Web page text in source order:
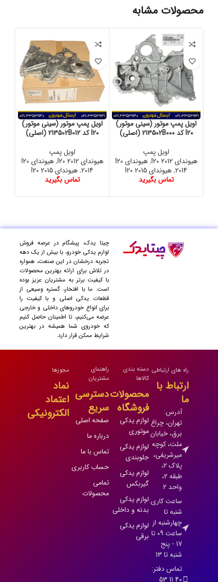
محصولات مشابه
اویل پمپ موتور (سینی موتور)
I20 کد 213502B000 (اصلی)
اویل پمپ
هیوندای I20 2012
,
هیوندای I20
2014
,هیوندای I20 2015
تماس بگیرید
اویل پمپ موتور (سینی موتور)
I20 کد 213502B012 (اصلی)
اویل پمپ
هیوندای I20 2012
,
هیوندای I20
2014
,هیوندای I20 2015
تماس بگیرید
چیتا یدک، پیشگام در عرصه فروش
لوازم یدکی خودرو، با بیش از یک دهه
تجربه درخشان در این صنعت، همواره
در تلاش برای ارائه بهترین محصولات
با کیفیت برتر به مشتریان عزیز بوده
است. ما با افتخار، گستره وسیعی از
قطعات یدکی اصلی و با کیفیت را
برای انواع خودروهای داخلی و خارجی
عرضه می‌کنیم، تا اطمینان حاصل کنیم
که خودروی شما همیشه در بهترین
شرایط ممکن قرار دارد.
راه های ارتباطی
ارتباط با
ما
آدرس:
تهران، چراغ
برق، خیابان
ملت، کوچه
میرشریفی،
پلاک 2،
طبقه 2،
واحد 2
ساعت کاری:
شنبه تا
چهارشنبه از
ساعت 09 تا
17 - پنج
شنبه تا 13
تماس دفتر:
40 11 53
دسته بندی
کالاها
محصولات
فروشگاه
لوازم یدکی
موتوری
لوازم یدکی
جلوبندی
لوازم یدکی
گیربکس
لوازم یدکی
بدنه و داخلی
لوازم یدکی
برقی
راهنمای
مشتریان
دسترسی
سریع
صفحه اصلی
درباره ما
تماس با ما
حساب کاربری
تمامی
محصولات
مجوزها
نماد
اعتماد
الکترونیکی